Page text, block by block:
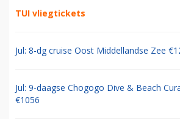
TUI vliegtickets
Jul: 8-dg cruise Oost Middellandse Zee
Jul: 9-daagse Chogogo Dive & Beach
€1056